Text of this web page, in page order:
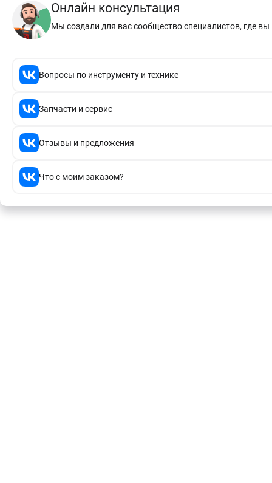
Онлайн консультация
Мы создали для вас сообщество специалистов, где
Вопросы по инструменту и технике
Запчасти и сервис
Отзывы и предложения
Что с моим заказом?